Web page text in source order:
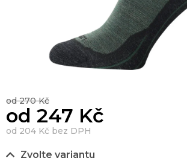
od 270 Kč
od 247 Kč
od 204 Kč bez DPH
Zvolte variantu